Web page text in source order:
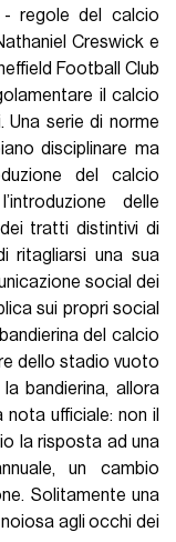
- regole del calcio
Creswick e
Football Club
il calcio
serie di norme
disciplinare ma
del calcio
delle
tratti distintivi di
ritagliarsi una sua
social dei
sui propri social
del calcio
dello stadio vuoto
bandierina, allora
ufficiale: non il
la risposta ad una
un cambio
Solitamente una
agli occhi dei